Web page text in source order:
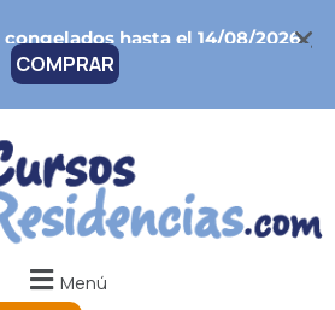
hasta el 14/08/2026
COMPRAR
Menú